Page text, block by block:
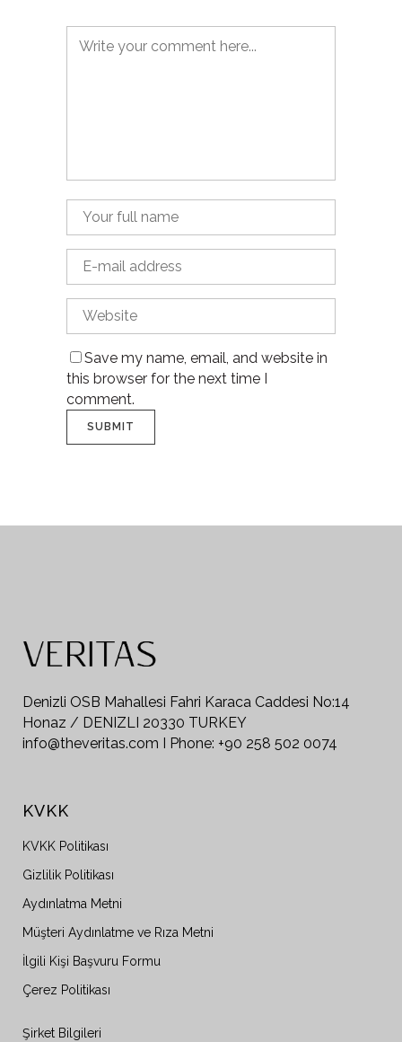
Save my name, email, and website in
this browser for the next time I
comment.
Denizli OSB Mahallesi Fahri Karaca Caddesi No:14
Honaz / DENIZLI 20330 TURKEY
info@theveritas.com I Phone: +90 258 502 0074
KVKK
KVKK Politikası
Gizlilik Politikası
Aydınlatma Metni
Müşteri Aydınlatme ve Rıza Metni
İlgili Kişi Başvuru Formu
Çerez Politikası
Şirket Bilgileri